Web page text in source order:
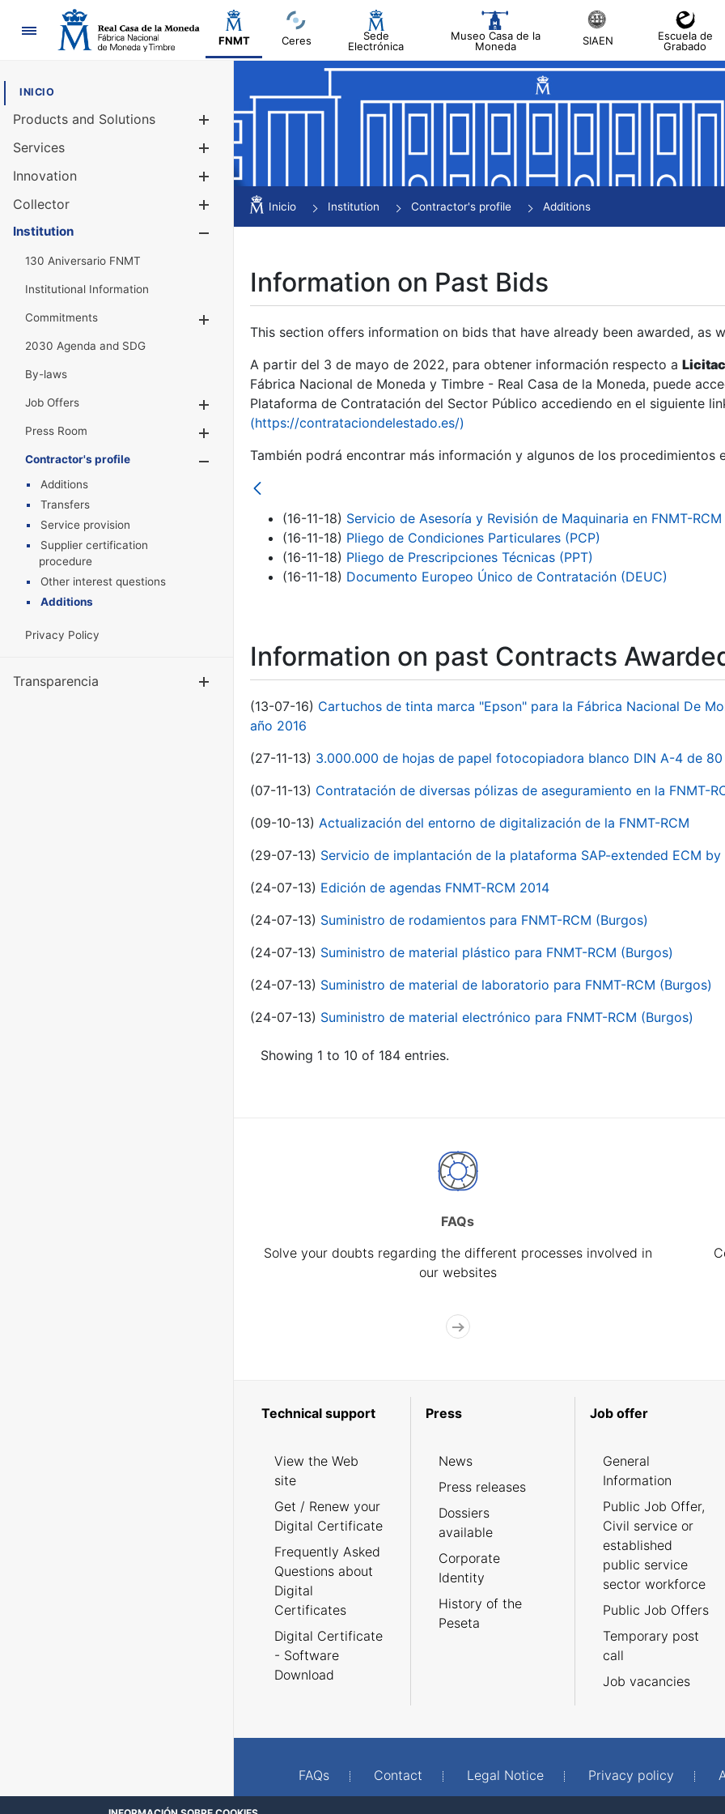
Navigation
FNMT Ceres
Sede
Electrónica
Museo Casa de la
Moneda
SIAEN
Escuela de
Grabado
INICIO
Products and Solutions
Services
Innovation
Collector
Show/Hide
Institution
130 Aniversario FNMT
Institutional Information
Commitments
2030 Agenda and SDG
By-laws
Job Offers
Show/Hide
Press Room
Show/Hide
Contractor's profile
Show/Hide
Additions
Transfers
Service provision
Supplier certification
procedure
Other interest questions
Additions
Privacy Policy
Transparencia Show/Hide
Inicio Institution Contractor's profile Additions
Information on Past Bids
This section offers information on bids that have already been awarded, as
A partir del 3 de mayo de 2022, para obtener información respecto a
Fábrica Nacional de Moneda y Timbre - Real Casa de la Moneda, puede
Plataforma de Contratación del Sector Público accediendo en el siguiente
(https://contrataciondelestado.es/)
También podrá encontrar más información y algunos de los procedimientos
(16-11-18) Servicio de Asesoría y Revisión de Maquinaria en FNMT-RCM
(16-11-18) Pliego de Condiciones Particulares (PCP)
(16-11-18) Pliego de Prescripciones Técnicas (PPT)
(16-11-18) Documento Europeo Único de Contratación (DEUC)
Information on past Contracts
(13-07-16) Cartuchos de tinta marca "Epson" para la Fábrica Nacional De
año 2016
(27-11-13) 3.000.000 de hojas de papel fotocopiadora blanco DIN A-4 de 80
(07-11-13) Contratación de diversas pólizas de aseguramiento en la FNMT-
(09-10-13) Actualización del entorno de digitalización de la FNMT-RCM
(29-07-13) Servicio de implantación de la plataforma SAP-extended ECM by
(24-07-13) Edición de agendas FNMT-RCM 2014
(24-07-13) Suministro de rodamientos para FNMT-RCM (Burgos)
(24-07-13) Suministro de material plástico para FNMT-RCM (Burgos)
(24-07-13) Suministro de material de laboratorio para FNMT-RCM (Burgos)
(24-07-13) Suministro de material electrónico para FNMT-RCM (Burgos)
Showing 1 to 10 of 184 entries.
FAQs
Solve your doubts regarding the different processes involved in
our websites
Technical support
View the Web
site
Get / Renew your
Digital Certificate
Frequently Asked
Questions about
Digital
Certificates
Digital Certificate
- Software
Download
Press
News
Press releases
Dossiers
available
Corporate
Identity
History of the
Peseta
Job offer
General
Information
Public Job Offer,
Civil service or
established
public service
sector workforce
Public Job Offers
Temporary post
call
Job vacancies
FAQs Contact Legal Notice Privacy policy